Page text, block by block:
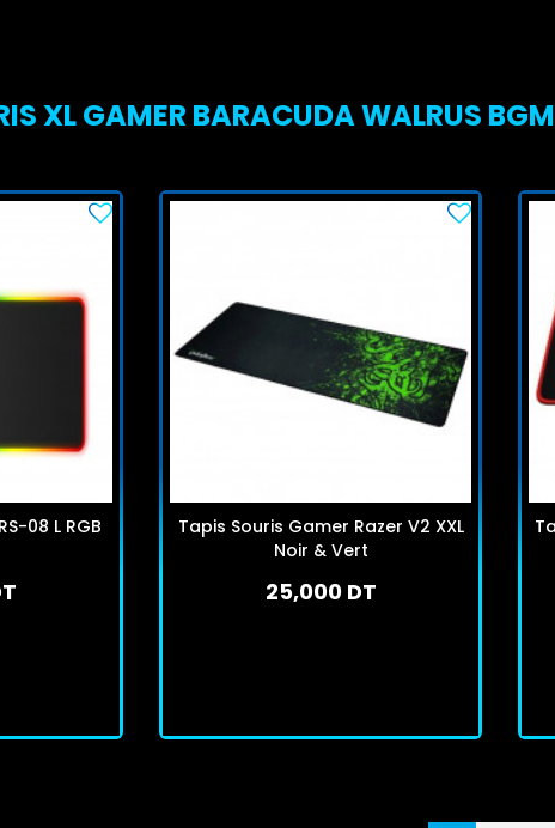
XL GAMER BARACUDA WALRUS
08 L RGB
Tapis Souris Gamer Razer V2 XXL
Noir & Vert
25,000 DT